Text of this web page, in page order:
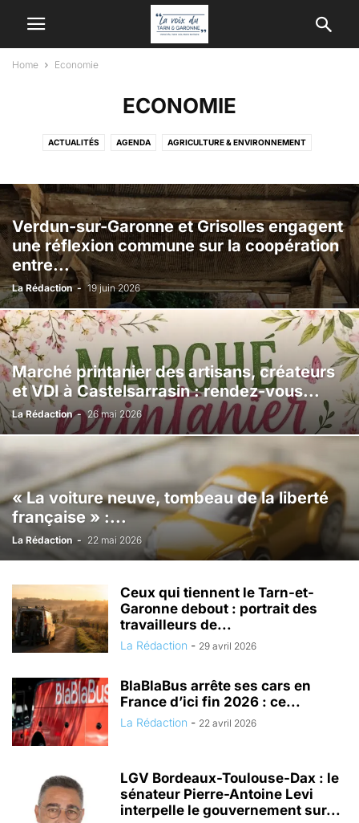
Home Economie
ECONOMIE
ACTUALITÉS AGENDA AGRICULTURE & ENVIRONNEMENT
GÉNÉRAL MODE ET TENDANCE POLITIQUE SANTÉ ET BIEN-ÊTRE
SPORT & LOISIRS
Verdun-sur-Garonne et Grisolles engagent
une réflexion commune sur la coopération
entre...
La Rédaction - 19 juin 2026
Marché printanier des artisans, créateurs
et VDI à Castelsarrasin : rendez-vous...
La Rédaction - 26 mai 2026
« La voiture neuve, tombeau de la liberté
française » :...
La Rédaction - 22 mai 2026
Ceux qui tiennent le Tarn-et-
Garonne debout : portrait des
travailleurs de...
La Rédaction - 29 avril 2026
BlaBlaBus arrête ses cars en
France d’ici fin 2026 : ce...
La Rédaction - 22 avril 2026
LGV Bordeaux-Toulouse-Dax : le
sénateur Pierre-Antoine Levi
interpelle le gouvernement sur...